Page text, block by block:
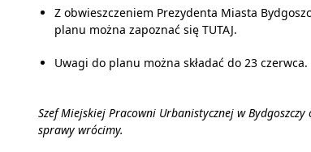
Z obwieszczeniem Prezydenta Miasta
planu można zapoznać się TUTAJ.
Uwagi do planu można składać do 23 czerwca.
Szef Miejskiej Pracowni Urbanistycznej w
sprawy wrócimy.